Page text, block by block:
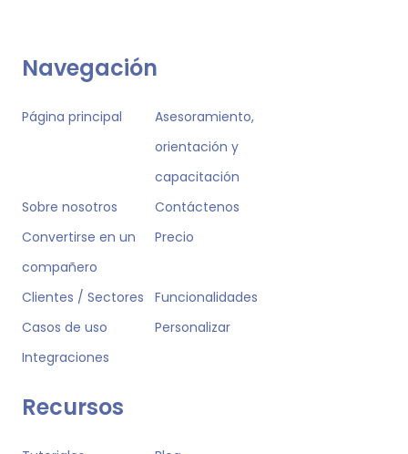
Navegación
Página principal
Asesoramiento,
orientación y
capacitación
Sobre nosotros
Contáctenos
Convertirse en un
compañero
Precio
Clientes / Sectores
Funcionalidades
Casos de uso
Personalizar
Integraciones
Recursos